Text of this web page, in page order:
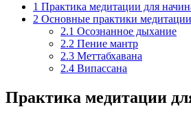
1 Практика медитации для
2 Основные практики медитации
2.1 Осознанное дыхание
2.2 Пение мантр
2.3 Меттабхавана
2.4 Випассана
Практика медитации